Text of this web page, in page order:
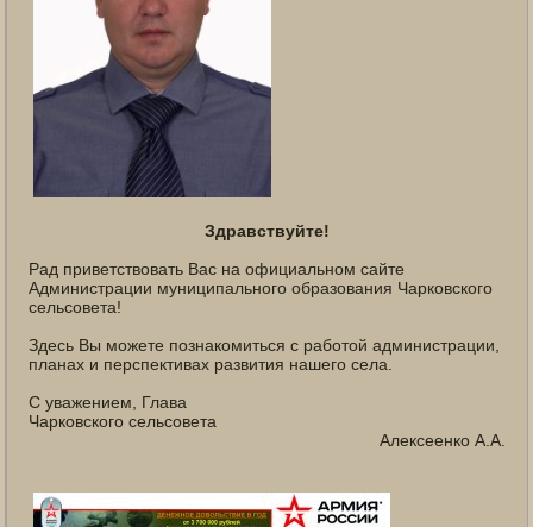
Здравствуйте!
Рад приветствовать Вас на официальном сайте
Администрации муниципального образования Чарковского
сельсовета!
Здесь Вы можете познакомиться с работой администрации,
планах и перспективах развития нашего села.
С уважением, Глава
Чарковского сельсовета
Алексеенко А.А.